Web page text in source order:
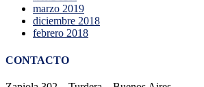
marzo 2019
diciembre 2018
febrero 2018
CONTACTO